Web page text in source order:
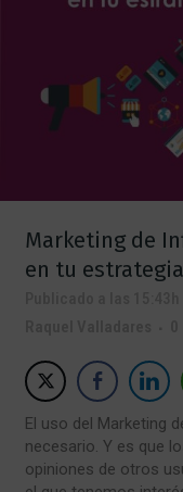
Marketing de
en tu
El uso del Marketing
necesario. Y es que
opiniones de otros